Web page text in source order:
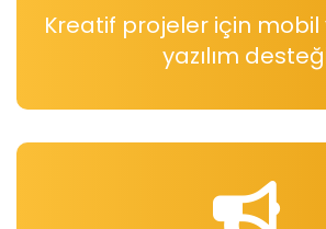
Kreatif projeler için
yazılım